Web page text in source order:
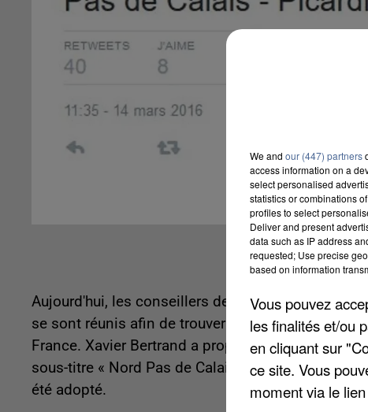
Aujourd'hui, les conseillers de la grande région
se sont réunis afin de trouver un nouveau nom
France. Xavier Bertrand a proposé un
sous-titre « Nord Pas de Calais - Picardie ». Ce
été adopté.
We and our (447) partners
access information on a
select personalised
statistics or combinations
profiles to select
Deliver and present
data such as IP address
requested; Use precise
based on information
Vous pouvez
les finalités et/ou
en cliquant sur
ce site. Vous
moment via le